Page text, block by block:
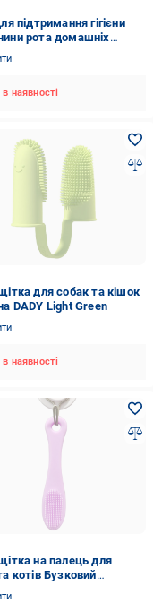
підтримання гігієни
рота домашніх
Pets Dental Care
наявності
для собак та кішок
DADY Light Green
наявності
на палець для
котів Бузковий